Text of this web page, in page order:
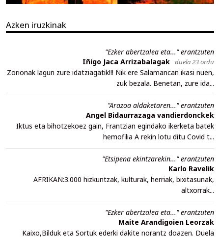
Azken iruzkinak
"Ezker abertzalea eta..." erantzuten
Iñigo Jaca Arrizabalagak duela 23 ordu
Zorionak lagun zure idatziagatik!!! Nik ere Salamancan ikasi nuen,
zuk bezala. Benetan, zure ida...
"Arazoa aldaketaren..." erantzuten
Angel Bidaurrazaga vandierdonckek
Iktus eta bihotzekoez gain, Frantzian egindako ikerketa batek
hemofilia A rekin lotu ditu Covid t...
"Etsipena ekintzarekin..." erantzuten
Karlo Ravelik
AFRIKAN:3.000 hizkuntzak, kulturak, herriak, bixitasunak,
altxorrak...
"Ezker abertzalea eta..." erantzuten
Maite Arandigoien Leorzak
Kaixo,Bilduk eta Sortuk ederki dakite norantz doazen. Duela